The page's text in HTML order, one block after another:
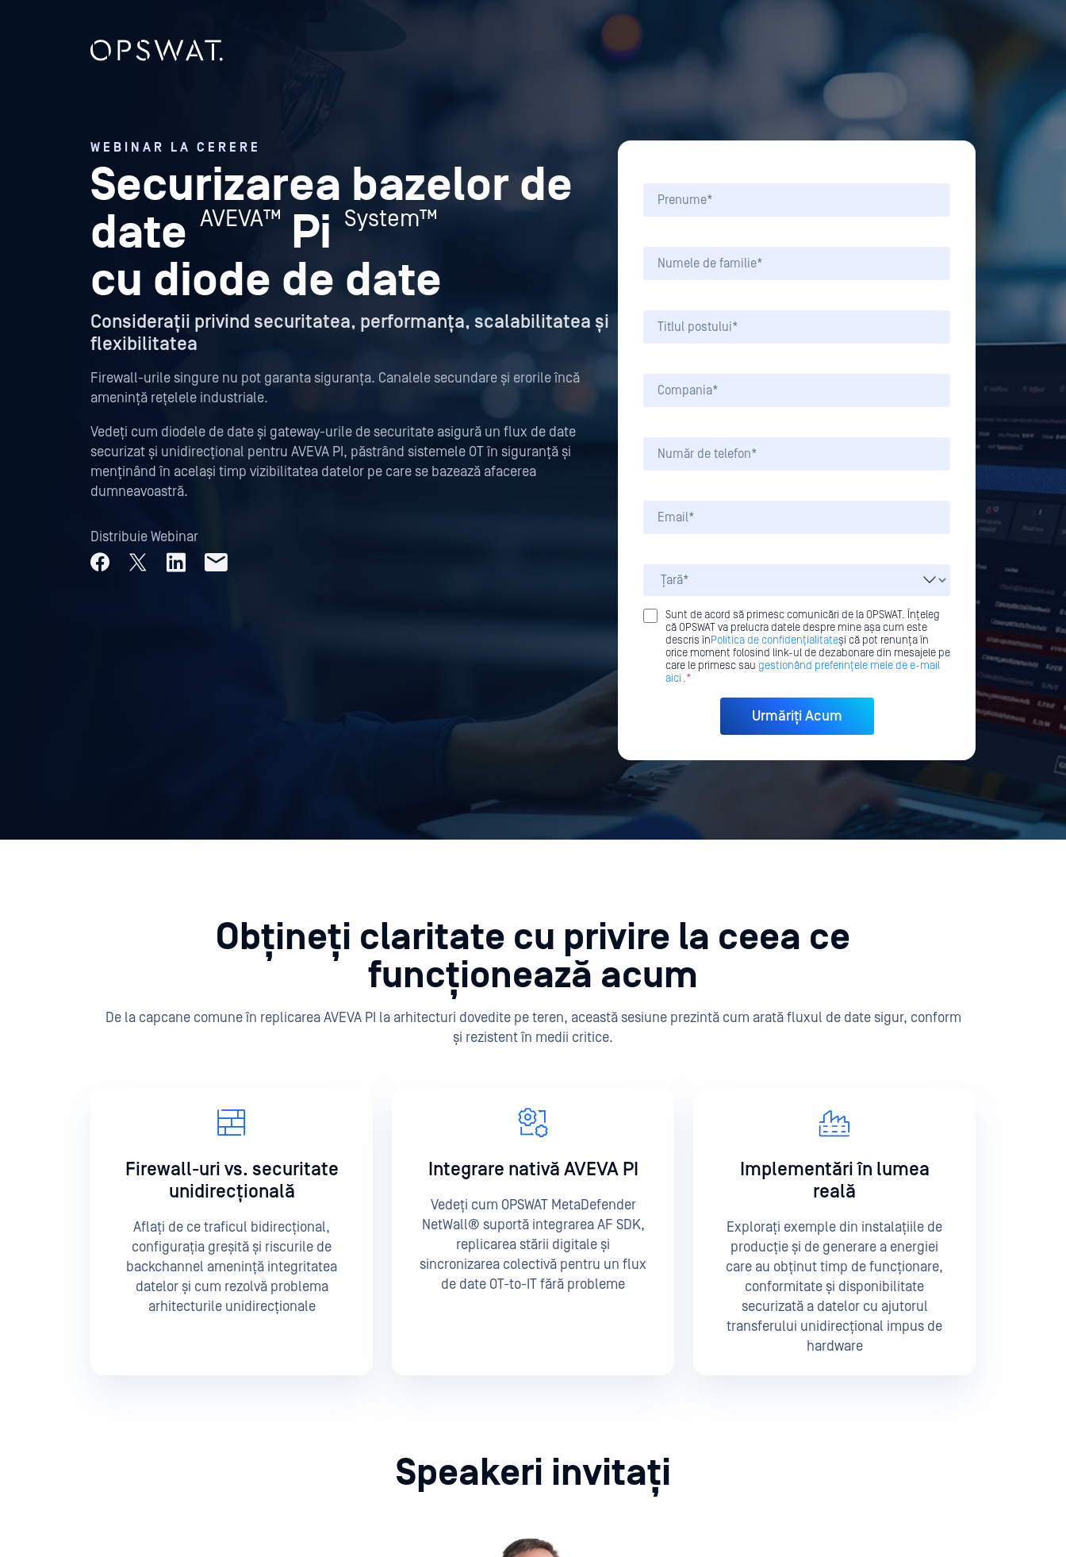
WEBINAR LA CERERE
Securizarea bazelor de
date AVEVA™ Pi System™
cu diode de date
Considerații privind securitatea, performanța, scalabilitatea și
flexibilitatea
Firewall-urile singure nu pot garanta siguranța. Canalele secundare și erorile încă
amenință rețelele industriale.
Vedeți cum diodele de date și gateway-urile de securitate asigură un flux de date
securizat și unidirecțional pentru AVEVA PI, păstrând sistemele OT în siguranță și
menținând în același timp vizibilitatea datelor pe care se bazează afacerea
dumneavoastră.
Distribuie Webinar
Sunt de acord să primesc comunicări de la OPSWAT. Înțeleg
că OPSWAT va prelucra datele despre mine așa cum este
descris înPolitica de confidențialitateși că pot renunța în
orice moment folosind link-ul de dezabonare din mesajele pe
care le primesc sau gestionând preferințele mele de e-mail
aici .*
Obțineți claritate cu privire la ceea ce
funcționează acum
De la capcane comune în replicarea AVEVA PI la arhitecturi dovedite pe teren, această sesiune prezintă cum arată fluxul de date sigur, conform
și rezistent în medii critice.
Firewall-uri vs. securitate
unidirecțională
Aflați de ce traficul bidirecțional,
configurația greșită și riscurile de
backchannel amenință integritatea
datelor și cum rezolvă problema
arhitecturile unidirecționale
Integrare nativă AVEVA PI
Vedeți cum OPSWAT MetaDefender
NetWall® suportă integrarea AF SDK,
replicarea stării digitale și
sincronizarea colectivă pentru un flux
de date OT-to-IT fără probleme
Implementări în lumea
reală
Explorați exemple din instalațiile de
producție și de generare a energiei
care au obținut timp de funcționare,
conformitate și disponibilitate
securizată a datelor cu ajutorul
transferului unidirecțional impus de
hardware
Speakeri invitați